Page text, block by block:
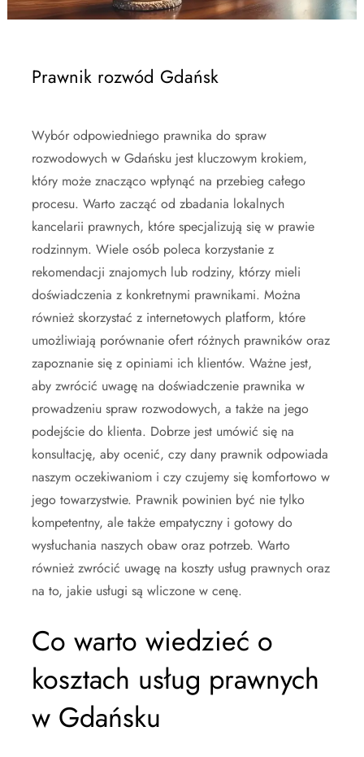
Prawnik rozwód Gdańsk
Wybór odpowiedniego prawnika do spraw
rozwodowych w Gdańsku jest kluczowym krokiem,
który może znacząco wpłynąć na przebieg całego
procesu. Warto zacząć od zbadania lokalnych
kancelarii prawnych, które specjalizują się w prawie
rodzinnym. Wiele osób poleca korzystanie z
rekomendacji znajomych lub rodziny, którzy mieli
doświadczenia z konkretnymi prawnikami. Można
również skorzystać z internetowych platform, które
umożliwiają porównanie ofert różnych prawników oraz
zapoznanie się z opiniami ich klientów. Ważne jest,
aby zwrócić uwagę na doświadczenie prawnika w
prowadzeniu spraw rozwodowych, a także na jego
podejście do klienta. Dobrze jest umówić się na
konsultację, aby ocenić, czy dany prawnik odpowiada
naszym oczekiwaniom i czy czujemy się komfortowo w
jego towarzystwie. Prawnik powinien być nie tylko
kompetentny, ale także empatyczny i gotowy do
wysłuchania naszych obaw oraz potrzeb. Warto
również zwrócić uwagę na koszty usług prawnych oraz
na to, jakie usługi są wliczone w cenę.
Co warto wiedzieć o
kosztach usług prawnych
w Gdańsku